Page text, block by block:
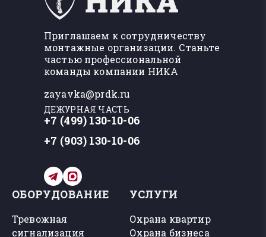
Приглашаем к сотрудничеству
монтажные организации. Станьте
частью профессиональной
команды компании НИКА
zayavka@prdk.ru
ДЕЖУРНАЯ ЧАСТЬ
+7 (499) 130-10-06
+7 (903) 130-10-06
ОБОРУДОВАНИЕ
Тревожная
сигнализация
УСЛУГИ
Охрана квартир
Охрана бизнеса